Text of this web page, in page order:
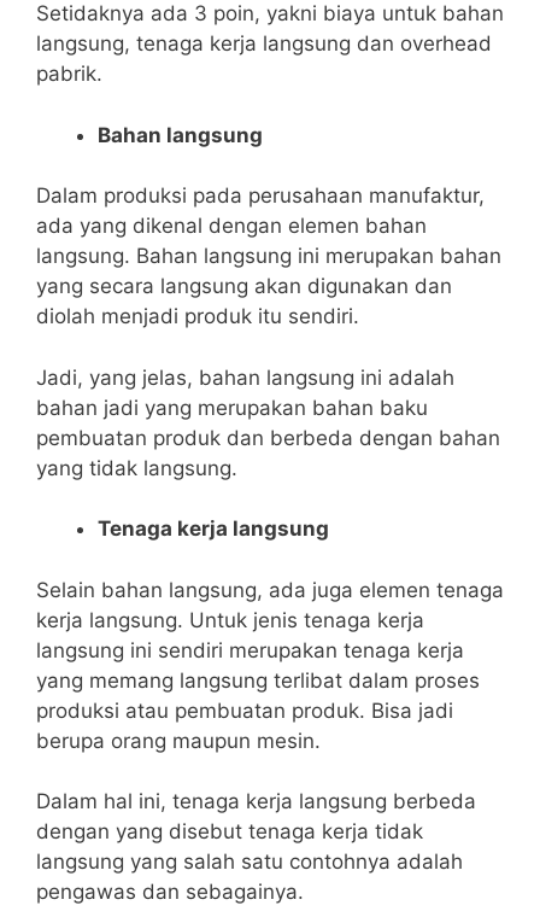
Setidaknya ada 3 poin, yakni biaya untuk bahan
langsung, tenaga kerja langsung dan overhead
pabrik.
Bahan langsung
Dalam produksi pada perusahaan manufaktur,
ada yang dikenal dengan elemen bahan
langsung. Bahan langsung ini merupakan bahan
yang secara langsung akan digunakan dan
diolah menjadi produk itu sendiri.
Jadi, yang jelas, bahan langsung ini adalah
bahan jadi yang merupakan bahan baku
pembuatan produk dan berbeda dengan bahan
yang tidak langsung.
Tenaga kerja langsung
Selain bahan langsung, ada juga elemen tenaga
kerja langsung. Untuk jenis tenaga kerja
langsung ini sendiri merupakan tenaga kerja
yang memang langsung terlibat dalam proses
produksi atau pembuatan produk. Bisa jadi
berupa orang maupun mesin.
Dalam hal ini, tenaga kerja langsung berbeda
dengan yang disebut tenaga kerja tidak
langsung yang salah satu contohnya adalah
pengawas dan sebagainya.